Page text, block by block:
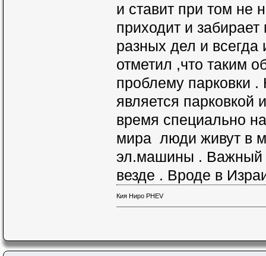
и ставит при том не
приходит и
разных дел и
отметил ,что таким
проблему парковки
является парковкой
время специально
мира люди живут в
эл.машины . Важный
везде . Вроде в
Кия Ниро PHEV